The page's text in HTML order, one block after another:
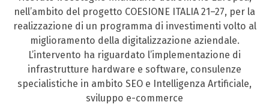
nell’ambito del progetto COESIONE ITALIA 21–27, per la
realizzazione di un programma di investimenti volto al
miglioramento della digitalizzazione aziendale.
L’intervento ha riguardato l’implementazione di
infrastrutture hardware e software, consulenze
specialistiche in ambito SEO e Intelligenza Artificiale,
sviluppo e-commerce